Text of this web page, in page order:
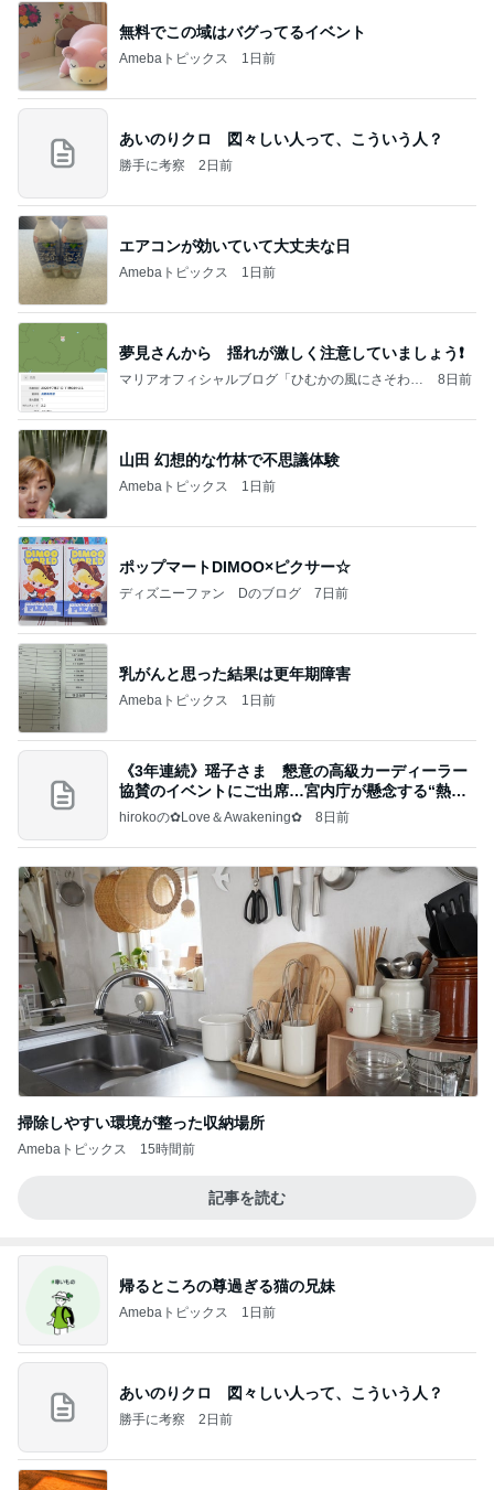
無料でこの域はバグってるイベント
Amebaトピックス 1日前
あいのりクロ 図々しい人って、こういう人？
勝手に考察 2日前
エアコンが効いていて大丈夫な日
Amebaトピックス 1日前
夢見さんから 揺れが激しく注意していましょう❗️
マリアオフィシャルブログ「ひむかの風にさそわれ
8日前
山田 幻想的な竹林で不思議体験
Amebaトピックス 1日前
ポップマートDIMOO×ピクサー☆
ディズニーファン Dのブログ 7日前
乳がんと思った結果は更年期障害
Amebaトピックス 1日前
《3年連続》瑶子さま 懇意の高級カーディーラー
協賛のイベントにご出席…宮内庁が懸念する“熱心
すぎ
hirokoの✿Love＆Awakening✿ 8日前
掃除しやすい環境が整った収納場所
Amebaトピックス 15時間前
記事を読む
帰るところの尊過ぎる猫の兄妹
Amebaトピックス 1日前
あいのりクロ 図々しい人って、こういう人？
勝手に考察 2日前